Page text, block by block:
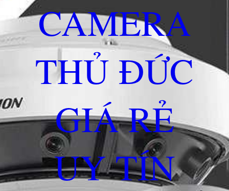
CAMERA
THỦ ĐỨC
GIÁ RẺ
UY TÍN